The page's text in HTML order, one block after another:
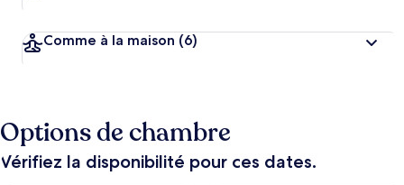
Comme à la maison (6)
Options de chambre
Vérifiez la disponibilité pour ces dates.